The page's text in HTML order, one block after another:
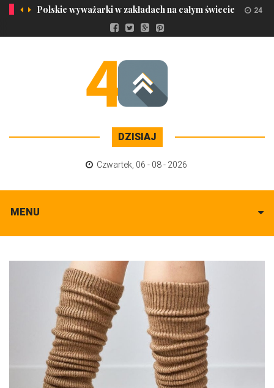
Polskie wyważarki w zakładach na całym świecie 24
DZISIAJ
Czwartek 06 - 08 - 2026
MENU